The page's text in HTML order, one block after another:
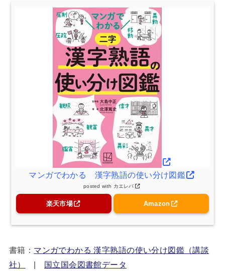
マンガでわかる 漢字熟語の使い分け図鑑
posted with カエレバ
楽天市場 Amazon
書籍： マンガでわかる 漢字熟語の使い分け図鑑（講談
社）
| 国立国会図書館データ